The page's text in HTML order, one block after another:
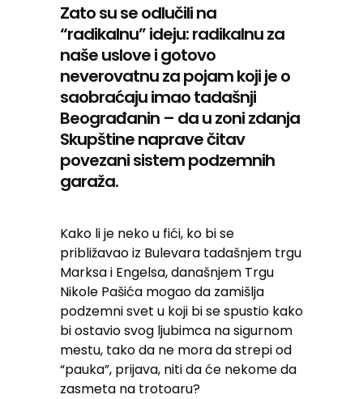
Zato su se odlučili na
“radikalnu” ideju: radikalnu za
naše uslove i gotovo
neverovatnu za pojam koji je o
saobraćaju imao tadašnji
Beograđanin – da u zoni zdanja
Skupštine naprave čitav
povezani sistem podzemnih
garaža.
Kako li je neko u fići, ko bi se
približavao iz Bulevara tadašnjem trgu
Marksa i Engelsa, današnjem Trgu
Nikole Pašića mogao da zamišlja
podzemni svet u koji bi se spustio kako
bi ostavio svog ljubimca na sigurnom
mestu, tako da ne mora da strepi od
“pauka”, prijava, niti da će nekome da
zasmeta na trotoaru?